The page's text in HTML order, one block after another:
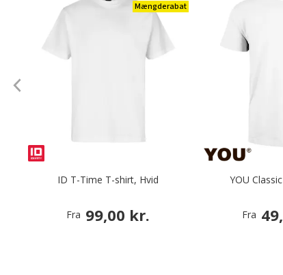
Mængderabat
ID T-Time T-shirt, Hvid
Fra 99,00 kr.
YOU
Fra